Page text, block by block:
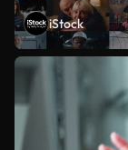
iStock